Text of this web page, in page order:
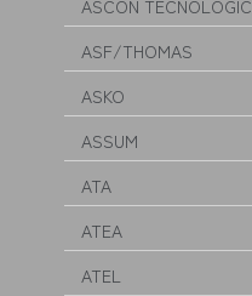
ASCON TECNOLOGIC
ASF/THOMAS
ASKO
ASSUM
ATA
ATEA
ATEL